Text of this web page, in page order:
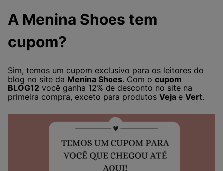
A Menina Shoes tem
cupom?
Sim, temos um cupom exclusivo para os leitores do
blog no site da Menina Shoes. Com o cupom
BLOG12 você ganha 12% de desconto no site na
primeira compra, exceto para produtos Veja e Vert.